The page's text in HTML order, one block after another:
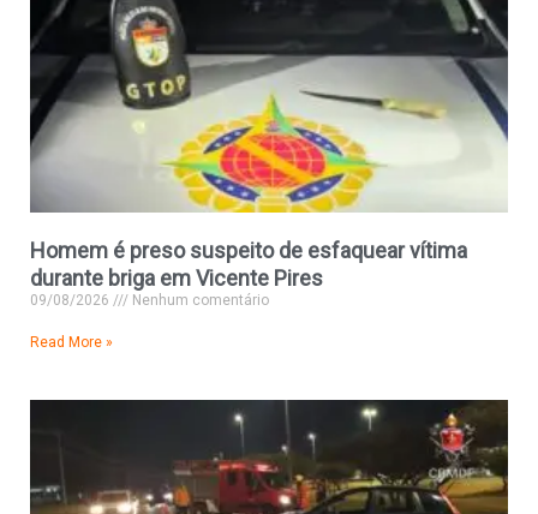
Homem é preso suspeito de esfaquear vítima
durante briga em Vicente Pires
09/08/2026 Nenhum comentário
Read More »